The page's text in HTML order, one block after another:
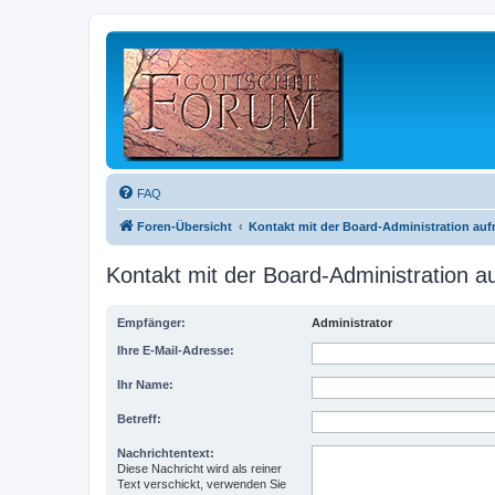
FAQ
Foren-Übersicht Kontakt mit der Board-Administration
Kontakt mit der Board-Administration
Empfänger: Administrator
Ihre E-Mail-Adresse:
Ihr Name:
Betreff:
Nachrichtentext:
Diese Nachricht wird als reiner
Text verschickt, verwenden Sie